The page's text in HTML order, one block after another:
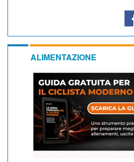
ALIMENTAZIONE